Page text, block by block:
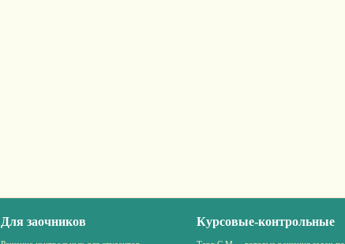
Для заочников Курсовые-контрольные